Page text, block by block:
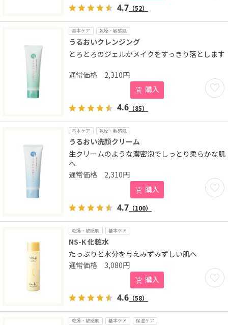
4.7 （52）
基本ケア 乾燥・敏感肌
うるおいクレンジング
とろとろのジェルがメイクをすっきり落とします
お気
2,310円
購入
4.6 （85）
基本ケア 乾燥・敏感肌
うるおい洗顔クリーム
生クリームのような濃密泡でしっとり柔らかな肌
へ
お気
2,310円
購入
4.7 （100）
乾燥・敏感肌 基本ケア
NS-K 化粧水
たっぷりと水分を与えみずみずしい肌へ
お気
3,080円
購入
4.6 （58）
乾燥・敏感肌 基本ケア 保湿ケア